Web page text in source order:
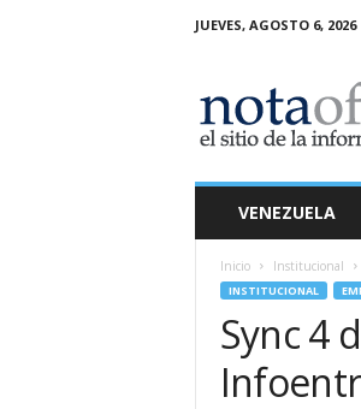
JUEVES, AGOSTO 6, 2026
a
O
VENEZUELA
Inicio Institucional
INSTITUCIONAL
Sync 4